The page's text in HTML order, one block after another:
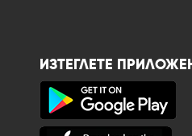
ИЗТЕГЛЕТЕ